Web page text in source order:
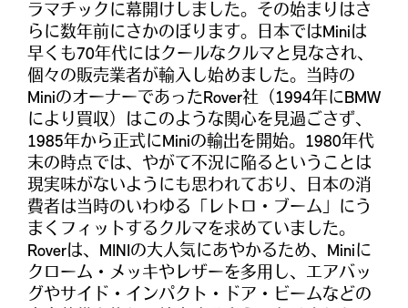
ラマチックに幕開けしました。その始まりはさ
らに数年前にさかのぼります。日本ではMiniは
早くも70年代にはクールなクルマと見なされ、
個々の販売業者が輸入し始めました。当時の
MiniのオーナーであったRover社（1994年にBMW
により買収）はこのような関心を見過ごさず、
1985年から正式にMiniの輸出を開始。1980年代
末の時点では、やがて不況に陥るということは
現実味がないようにも思われており、日本の消
費者は当時のいわゆる「レトロ・ブーム」にう
まくフィットするクルマを求めていました。
Roverは、MINIの大人気にあやかるため、Miniに
クローム・メッキやレザーを多用し、エアバッ
グやサイド・インパクト・ドア・ビームなどの